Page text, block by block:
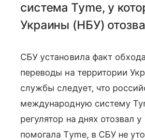
система Tyme, у
Украины (НБУ)
СБУ установила факт
переводы на территории
службы следует, что
международную систему
регулятор на днях отозвал
помогала Tyme, в СБУ не